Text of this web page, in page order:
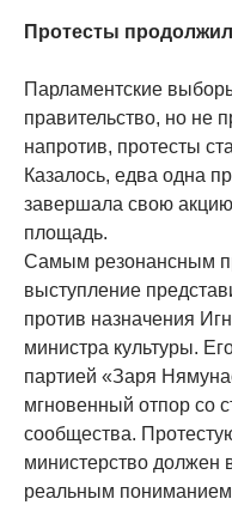
Протесты
Парламентские
правительство, но не
напротив, протесты
Казалось, едва одна
завершала свою
площадь.
Самым резонансным
выступление
против назначения
министра культуры.
партией «Заря
мгновенный отпор со
сообщества.
министерство должен
реальным пониманием